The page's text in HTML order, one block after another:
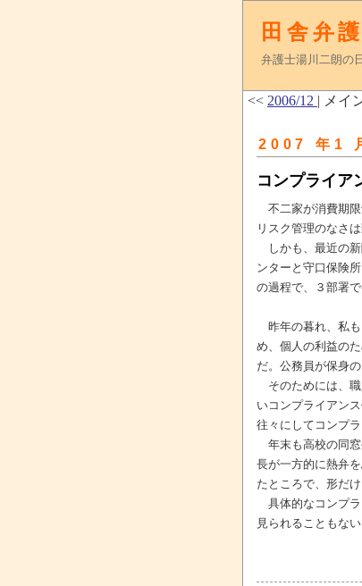
田舎弁
弁護士湯川二朗の
<< 2006/12 | メイ
2007 年1
コンプライア
不二家が消費期限
リスク管理のなさ
しかも、最近の新
ンターと守口保険
の過程で、３部署
昨年の暮れ、私も
め、個人の利益の
だ。公務員が保身
そのためには、職
いコンプライアン
往々にしてコンプ
年末も高校の同窓
長が一方的に熱弁
たところで、形だ
具体的なコンプラ
見られることもな